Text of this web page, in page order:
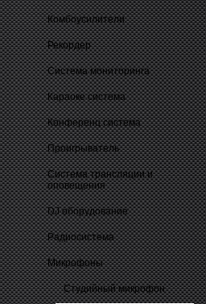
Комбоусилители
Рекордер
Система мониторинга
Караоке система
Конференц система
Проигрыватель
Система трансляции и
оповещения
DJ оборудование
Радиосистема
Микрофоны
Студийный микрофон